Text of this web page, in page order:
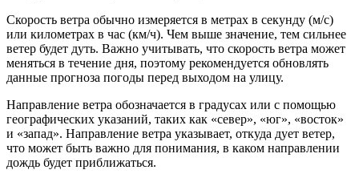
Скорость ветра обычно измеряется в метрах в секунду (м/с)
или километрах в час (км/ч). Чем выше значение, тем сильнее
ветер будет дуть. Важно учитывать, что скорость ветра может
меняться в течение дня, поэтому рекомендуется обновлять
данные прогноза погоды перед выходом на улицу.
Направление ветра обозначается в градусах или с помощью
географических указаний, таких как «север», «юг», «восток»
и «запад». Направление ветра указывает, откуда дует ветер,
что может быть важно для понимания, в каком направлении
дождь будет приближаться.